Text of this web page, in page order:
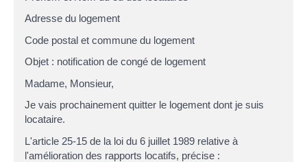
Adresse du logement
Code postal et commune du logement
Objet : notification de congé de logement
Madame, Monsieur,
Je vais prochainement quitter le logement dont je suis
locataire.
L'article 25-15 de la loi du 6 juillet 1989 relative à
l'amélioration des rapports locatifs, précise :